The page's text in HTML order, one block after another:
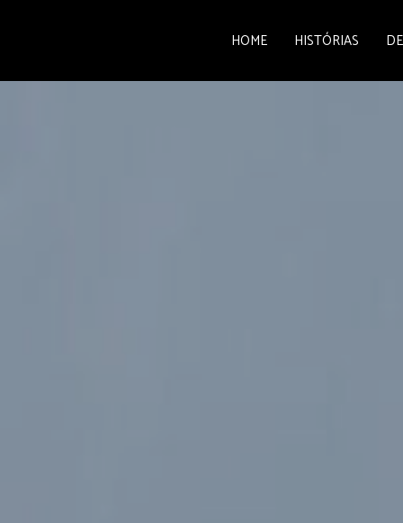
HOME HISTÓRIAS